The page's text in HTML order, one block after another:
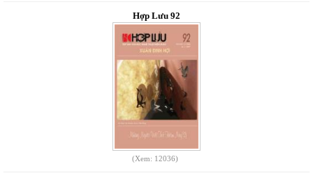
Hợp Lưu 92
(Xem: 12036)